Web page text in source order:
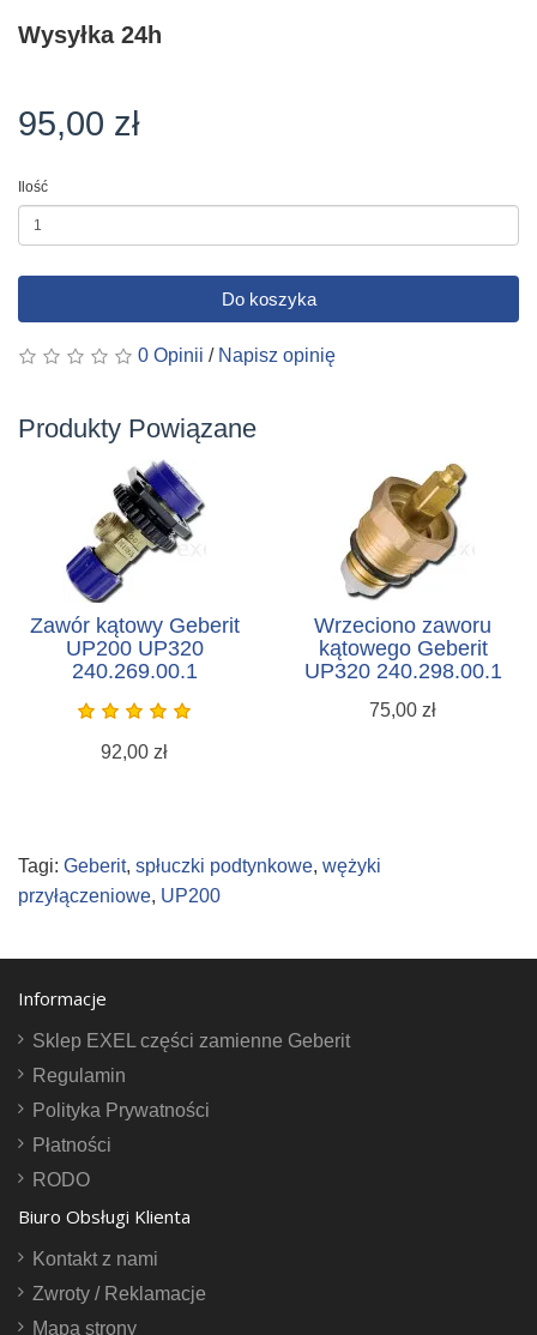
Wysyłka 24h
95,00 zł
Ilość
Do koszyka
0 Opinii / Napisz opinię
Produkty Powiązane
Zawór kątowy Geberit
UP200 UP320
240.269.00.1
92,00 zł
Wrzeciono zaworu
kątowego Geberit
UP320 240.298.00.1
75,00 zł
Tagi: Geberit, spłuczki podtynkowe, wężyki
przyłączeniowe, UP200
Informacje
Sklep EXEL części zamienne Geberit
Regulamin
Polityka Prywatności
Płatności
RODO
Biuro Obsługi Klienta
Kontakt z nami
Zwroty / Reklamacje
Mapa strony